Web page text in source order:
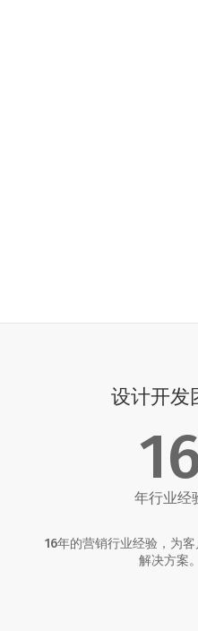
设计开发
年行业经
16年的营销行业经验，为
解决方案。